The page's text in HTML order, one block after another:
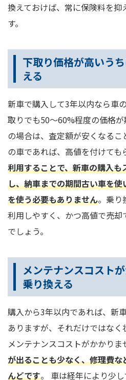
換えておけば、常に保険料を抑
す。
下取り価格が高いう
える
新車で購入して3年以内なら車
取りでも50～60%程度の価格
の場合は、査定額が安くなる
の車であれば、高値を付けても
利用することで、新車の購入
し、納車までの期間古い車を
を使う必要もありません。乗り
利用しやすく、かつ高値で売
でしょう。
メンテナンスコスト
乗り換える
購入から3年以内であれば、新
ありますが、それだけではな
メンテナンスコストがかかりま
が出ることも少なく、修理費
んどです。 車は経年により少